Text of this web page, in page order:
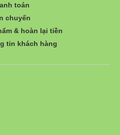
toán
chuyển
& hoàn lại tiền
tin khách hàng